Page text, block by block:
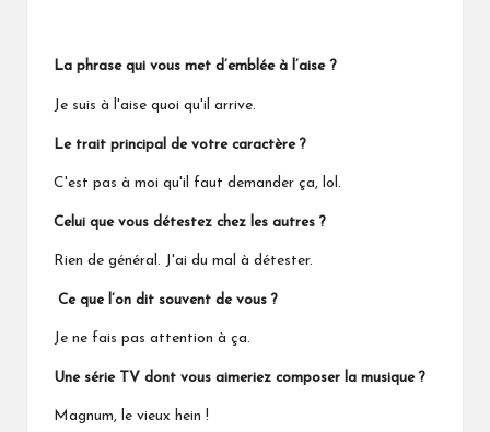
La phrase qui vous met d’emblée à l’aise ?
Je suis à l'aise quoi qu'il arrive.
Le trait principal de votre caractère ?
C'est pas à moi qu'il faut demander ça, lol.
Celui que vous détestez chez les autres ?
Rien de général. J'ai du mal à détester.
Ce que l’on dit souvent de vous ?
Je ne fais pas attention à ça.
Une série TV dont vous aimeriez composer la musique ?
Magnum, le vieux hein !